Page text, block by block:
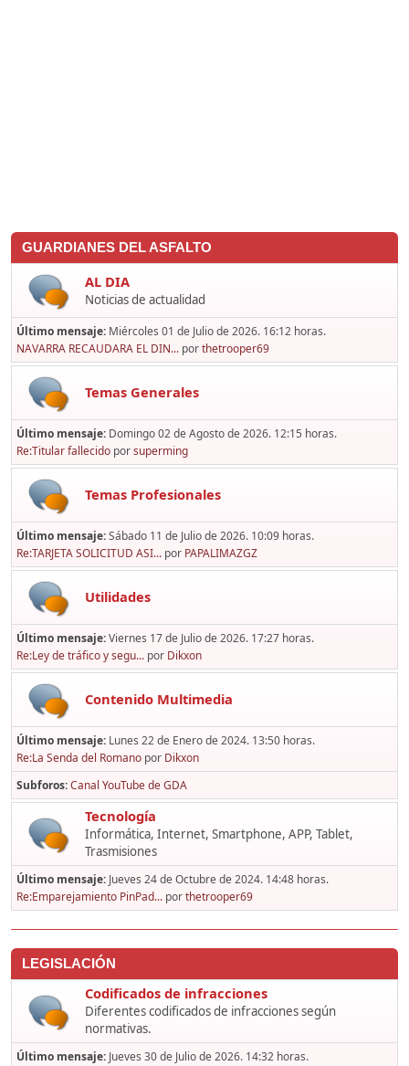
GUARDIANES DEL ASFALTO
AL DIA
Noticias de actualidad
Último mensaje: Miércoles 01 de Julio de 2026. 16:12 horas.
NAVARRA RECAUDARA EL DIN... porthetrooper69
Temas Generales
Último mensaje: Domingo 02 de Agosto de 2026. 12:15 horas.
Re:Titular fallecido porsuperming
Temas Profesionales
Último mensaje:Sábado 11 de Julio de 2026. 10:09 horas.
Re:TARJETA SOLICITUD ASI... por PAPALIMAZGZ
Utilidades
Último mensaje:Viernes 17 de Julio de 2026. 17:27 horas.
Re:Ley de tráfico y segu... por Dikxon
Contenido Multimedia
Último mensaje: Lunes 22 de Enero de 2024. 13:50 horas.
Re:La Senda del Romano por Dikxon
Subforos Canal YouTube de GDA
Tecnología
Informática, Internet, Smartphone, APP, Tablet,
Trasmisiones
Último mensaje: Jueves 24 de Octubre de 2024. 14:48 horas.
Re:Emparejamiento PinPad... porthetrooper69
LEGISLACIÓN
Codificados de infracciones
Diferentes codificados de infracciones según
normativas.
Último mensaje: Jueves 30 de Julio de 2026. 14:32 horas.